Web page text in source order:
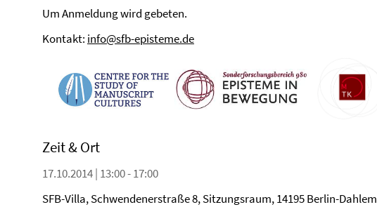
Um Anmeldung wird gebeten.
Kontakt: info@sfb-episteme.de
Zeit & Ort
17.10.2014 | 13:00 - 17:00
SFB-Villa, Schwendenerstraße 8, Sitzungsraum, 14195 Berlin-Dahlem